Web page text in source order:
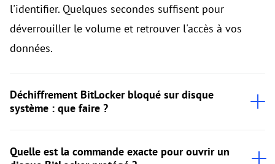
l'identifier. Quelques secondes suffisent pour
déverrouiller le volume et retrouver l'accès à vos
données.
Déchiffrement BitLocker bloqué sur disque
système : que faire ?
Quelle est la commande exacte pour ouvrir un